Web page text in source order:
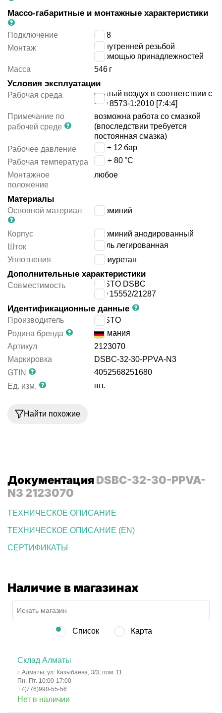
Массо-габаритные и монтажные характеристики
Подключение
G1/8
Монтаж
с внутренней резьбой
с помощью принадлежностей
Масса
546 г
Условия эксплуатации
Рабочая среда
сжатый воздух в соответствии с
ISO 8573-1:2010 [7:4:4]
Примечание по
рабочей среде
возможна работа со смазкой
(впоследствии требуется
постоянная смазка)
Рабочее давление
0.6 ÷ 12 бар
Рабочая температура
-20 ÷ 80 °C
Монтажное
положение
любое
Материалы
Основной материал алюминий
Корпус
алюминий анодированный
Шток
сталь легированная
Уплотнения
полиуретан
Дополнительные характеристики
Совместимость
FESTO DSBC
ISO 15552/21287
Идентификационные данные
Производитель
FESTO
Родина бренда
Германия
Артикул
2123070
Маркировка
DSBC-32-30-PPVA-N3
GTIN
4052568251680
Ед. изм.
шт.
Найти похожие
Документация DSBC-32-30-PPVA-
N3 2123070
ТЕХНИЧЕСКОЕ ОПИСАНИЕ
ТЕХНИЧЕСКОЕ ОПИСАНИЕ (EN)
СЕРТИФИКАТЫ
Наличие в магазинах
Список Карта
Склад Алматы
г. Алматы, ул. Казыбаева, 3/3, пом. 11
Пн.-Пт. 10:00-17:00
+7(776)990-55-56
Нет в наличии